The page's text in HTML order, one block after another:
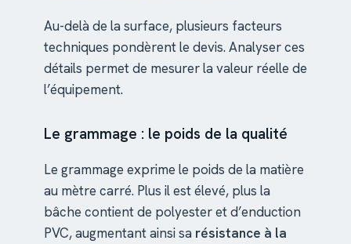
Au-delà de la surface, plusieurs facteurs
techniques pondèrent le devis. Analyser ces
détails permet de mesurer la valeur réelle de
l’équipement.
Le grammage : le poids de la qualité
Le grammage exprime le poids de la matière
au mètre carré. Plus il est élevé, plus la
bâche contient de polyester et d’enduction
PVC, augmentant ainsi sa résistance à la